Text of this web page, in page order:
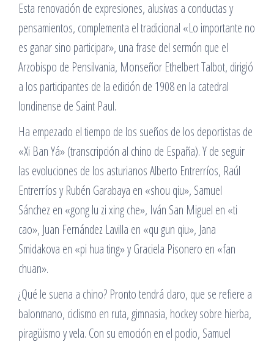
Esta renovación de expresiones, alusivas a conductas y
pensamientos, complementa el tradicional «Lo importante no
es ganar sino participar», una frase del sermón que el
Arzobispo de Pensilvania, Monseñor Ethelbert Talbot, dirigió
a los participantes de la edición de 1908 en la catedral
londinense de Saint Paul.
Ha empezado el tiempo de los sueños de los deportistas de
«Xi Ban Yá» (transcripción al chino de España). Y de seguir
las evoluciones de los asturianos Alberto Entrerríos, Raúl
Entrerríos y Rubén Garabaya en «shou qiu», Samuel
Sánchez en «gong lu zi xing che», Iván San Miguel en «ti
cao», Juan Fernández Lavilla en «qu gun qiu», Jana
Smidakova en «pi hua ting» y Graciela Pisonero en «fan
chuan».
¿Qué le suena a chino? Pronto tendrá claro, que se refiere a
balonmano, ciclismo en ruta, gimnasia, hockey sobre hierba,
piragüismo y vela. Con su emoción en el podio, Samuel